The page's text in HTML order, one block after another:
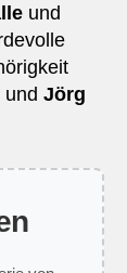
und
und Jörg